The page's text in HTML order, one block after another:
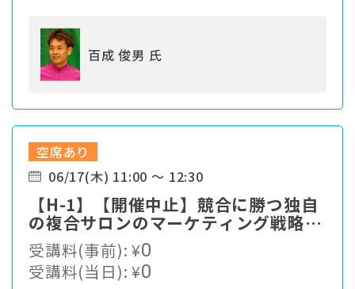
百成 俊男 氏
空席あり
06/17(木) 11:00 ～ 12:30
【H-1】【開催中止】競合に勝つ独自
の複合サロンのマーケティング戦略と
は？
受講料(事前):¥0
受講料(当日):¥0